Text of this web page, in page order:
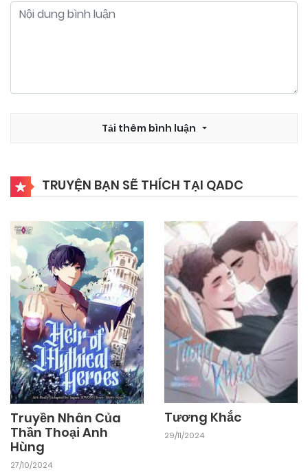
Chapter 1 03/11/2024
Tải thêm bình luận
TRUYỆN BẠN SẼ THÍCH TẠI QADC
Truyền Nhân Của
Thần Thoại Anh
Hùng
27/10/2024
Tương Khắc
29/11/2024